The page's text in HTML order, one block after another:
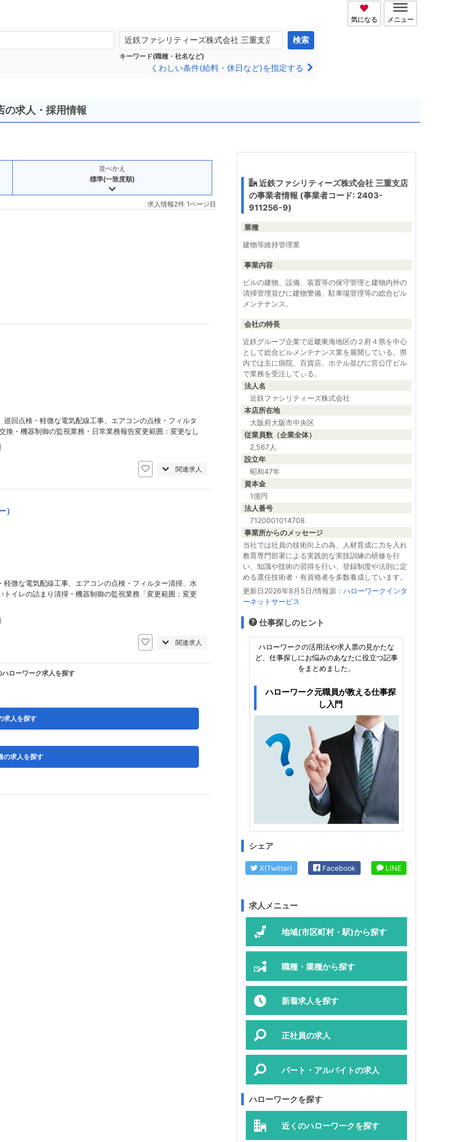
気になる メニュー
キーワード(職種・社名など)
検索
くわしい条件(給料・休日など)を指定する
の求人・採用情報
並べかえ
標準(一致度順)
求人情報2件 1ページ目
回点検・軽微な電気配線工事、エアコンの点検・フィルタ
・機器制御の監視業務・日常業務報告変更範囲：変更なし
関連求人
）
微な電気配線工事、エアコンの点検・フィルター清掃、水
イレの詰まり清掃・機器制御の監視業務「変更範囲：変更
関連求人
ローワーク求人を探す
求人を探す
の求人を探す
近鉄ファシリティーズ株式会社 三重支店
の事業者情報 (事業者コード: 2403-
911256-9)
業種
建物等維持管理業
事業内容
ビルの建物、設備、装置等の保守管理と建物内外の
清掃管埋並びに建物警備、駐車場管理等の総合ビル
メンテナンス。
会社の特長
近鉄グループ企業で近畿東海地区の２府４県を中心
として総合ビルメンテナンス業を展開している。県
内では主に病院、百貨店、ホテル並びに官公庁ビル
で業務を受注してぃる。
法人名
近鉄ファシリティーズ株式会社
本店所在地
大阪府大阪市中央区
従業員数（企業全体）
2,567人
設立年
昭和47年
資本金
1億円
法人番号
7120001014708
事業所からのメッセージ
当社では社員の技術向上の為、人材育成に力を入れ
教育専門部署による実践的な実技訓練の研修を行
い、知識や技術の習得を行い、登録制度や法則に定
める選任技術者・有資格者を多数養成しています。
更新日2026年8月5日/情報源： ハローワークインタ
ーネットサービス
仕事探しのヒント
ハローワークの活用法や求人票の見かたな
ど、仕事探しにお悩みのあなたに役立つ記事
をまとめました。
ハローワーク元職員が教える仕事探
し入門
シェア
X(Twitter) Facebook LINE
求人メニュー
地域(市区町村・駅)から探す
職種・業種から探す
新着求人を探す
正社員の求人
パート・アルバイトの求人
ハローワークを探す
近くのハローワークを探す